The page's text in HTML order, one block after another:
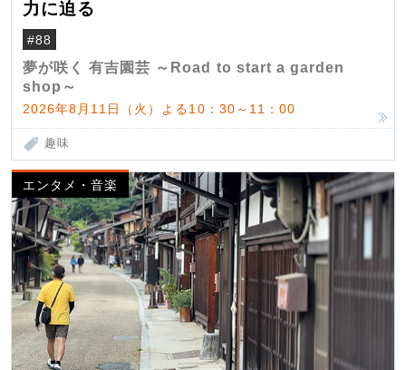
力に迫る
#88
夢が咲く 有吉園芸 ～Road to start a garden
shop～
2026年8月11日（火）よる10：30～11：00
趣味
エンタメ・音楽